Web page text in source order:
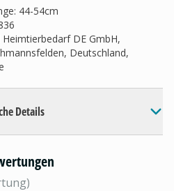
44-54cm
DE GmbH,
Deutschland,
Details
)